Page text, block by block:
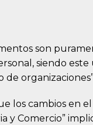
son
siendo
los cambios en
y Comercio”